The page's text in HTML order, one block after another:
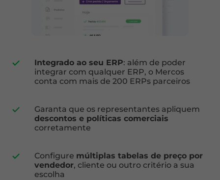
Integrado ao seu ERP: além de poder
integrar com qualquer ERP, o Mercos
conta com mais de 200 ERPs parceiros
Garanta que os representantes apliquem
descontos e políticas comerciais
corretamente
Configure múltiplas tabelas de preço por
vendedor, cliente ou outro critério a sua
escolha